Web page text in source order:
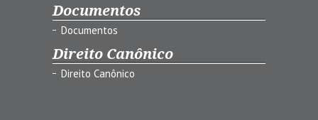
Documentos
Documentos
Direito Canônico
Direito Canônico